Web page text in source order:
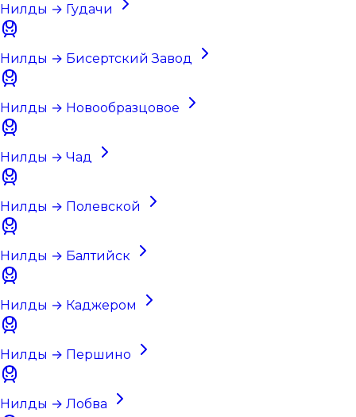
Нилды → Гудачи
Нилды → Бисертский Завод
Нилды → Новообразцовое
Нилды → Чад
Нилды → Полевской
Нилды → Балтийск
Нилды → Каджером
Нилды → Першино
Нилды → Лобва